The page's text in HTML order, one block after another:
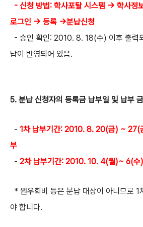
- 신청 방법: 학사포탈 시스템 → 학사
로그인 → 등록 →분납신청
- 승인 확인: 2010. 8. 18(수) 이후 출력
납이 반영되어 있음.
5. 분납 신청자의 등록금 납부일 및 납부
- 1차 납부기간: 2010. 8. 20(금) ~ 27(
부
- 2차 납부기간: 2010. 10. 4(월)~ 6(수
* 원우회비 등은 분납 대상이 아니므로 1
야 합니다.